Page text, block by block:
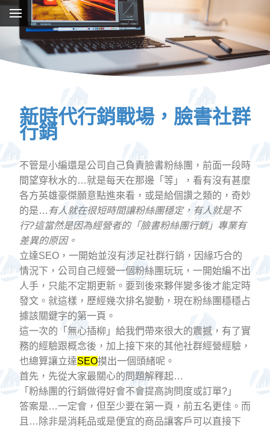
新時代行銷戰場，臉書社群
行銷
不管是小編還是公司自己負責臉書粉絲團，前面一段時
間望穿秋水的…就是每天在那邊「等」，看有沒有甚麼
各方英雄豪傑願意點進來看，或是給個讚之類的，奇妙
的是… 有人就在很短時間讓粉絲團穩定，有人就是不
行?這當然是因為經營者的「臉書粉絲團行銷」專業有
差異的原因。
立達SEO，一開始並沒有涉足社群行銷，因緣巧合的
情況下，公司自己經營一個粉絲團玩玩，一開始編不出
人手，只能不定期更新。要到後來夥伴變多後才能定時
發文。就這樣，歷經幾次排名變動，現在粉絲團穩穩占
據該關鍵字的第一頁。
這一次的「無心插柳」給我們帶來很大的震撼，有了實
務的經驗跟概念後，加上接下來的其他社群經營經驗，
也總算讓立達SEO摸出一個頭緒呢。
首先，先從大家最關心的問題解釋起…
「粉絲團的行銷做得好會不會提高詢問度或訂單?」
答案是…一定會，但至少要在第一頁，前五名更佳。而
且…除非是消耗品或是便宜的商品讓客戶可以直接下